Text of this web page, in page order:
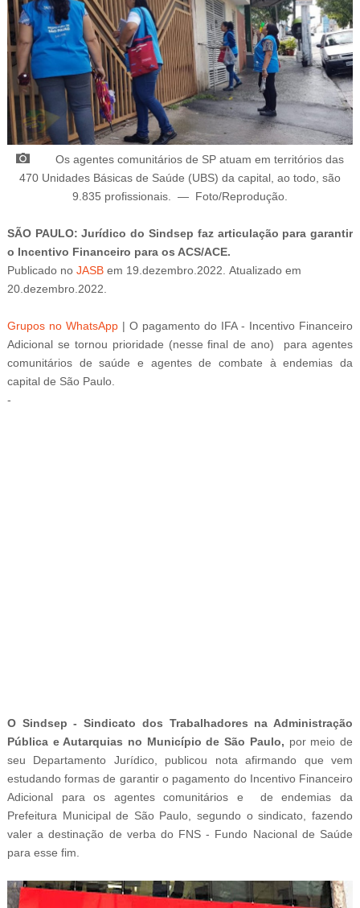
Os agentes comunitários de SP atuam em territórios das
470 Unidades Básicas de Saúde (UBS) da capital, ao todo, são
9.835 profissionais.
— Foto/Reprodução.
SÃO PAULO: Jurídico do Sindsep faz articulação para garantir
o Incentivo Financeiro para os ACS/ACE.
Publicado no JASBem 19 .dezembro.2022. Atualizado em
20.dezembro.2022.
Grupos no WhatsApp | O pagamento do IFA - Incentivo Financeiro
Adicional se tornou prioridade (nesse final de ano) para agentes
comunitários de saúde e agentes de combate à endemias da
capital de São Paulo.
-
O Sindsep-Sindicato dos Trabalhadores na Administração
Pública e Autarquias no Município de São Paulo, por meio de
seu Departamento Jurídico, publicou nota afirmando que vem
estudando formas de garantir o pagamento do Incentivo Financeiro
Adicional para os agentes comunitários e de endemias da
Prefeitura Municipal de São Paulo, segundo o sindicato, fazendo
valer a destinação de verba do FNS - Fundo Nacional de Saúde
para esse fim.